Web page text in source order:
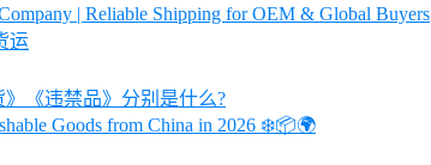
| Reliable Shipping for OEM & Global Buyers
运
《违禁品》分别是什么?
Goods from China in 2026 ❄️📦🌍